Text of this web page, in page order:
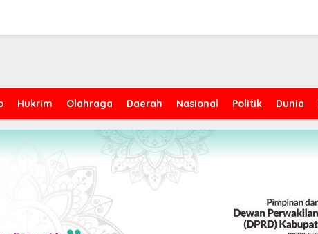
Hukrim Olahraga Daerah Nasional Politik Dunia